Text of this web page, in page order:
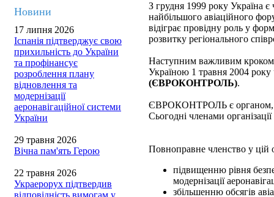
Новини
17 липня 2026
Іспанія підтверджує свою
прихильність до України
та профінансує
розроблення плану
відновлення та
модернізації
аеронавігаційної системи
України
29 травня 2026
Вічна пам'ять Герою
22 травня 2026
Украерорух підтвердив
відповідність вимогам у
З грудня 1999 року Україна
найбільшого авіаційного
відіграє провідну роль у
розвитку регіонального
Наступним важливим кроком
Україною 1 травня 2004
(ЄВРОКОНТРОЛЬ).
ЄВРОКОНТРОЛЬ є органом,
Сьогодні членами
Повноправне членство у цій
підвищенню рівня
модернізації
збільшенню обсягів